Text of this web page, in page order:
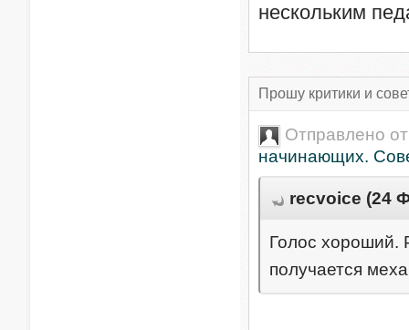
нескольким
Прошу критики и
Отправлено
начинающих.
recvoice (24
Голос хороший.
получается